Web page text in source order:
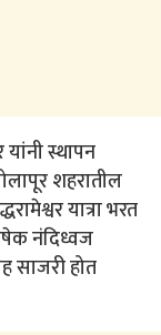
यांनी स्थापन
शहरातील
यात्रा भरत
नंदिध्वज
साजरी होत